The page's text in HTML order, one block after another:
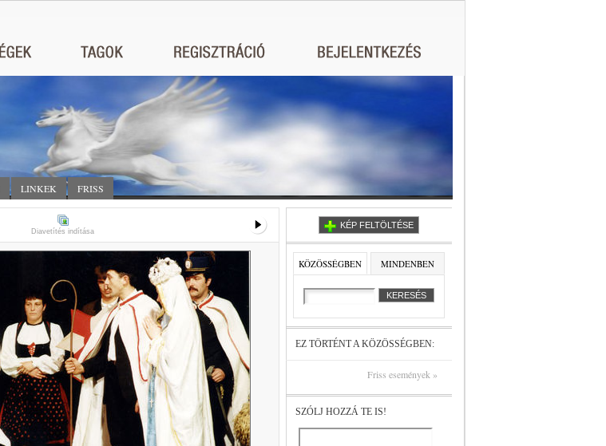
LINKEK FRISS
Diavetítés indítása
KÉP FELTÖLTÉSE
KÖZÖSSÉGBEN MINDENBEN
EZ TÖRTÉNT A KÖZÖSSÉGBEN:
Friss események »
SZÓLJ HOZZÁ TE IS!